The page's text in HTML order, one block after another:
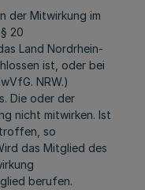
der Mitwirkung im
20
Land Nordrhein-
ist, oder bei
NRW.)
Die oder der
nicht mitwirken. Ist
so
das Mitglied des
berufen.